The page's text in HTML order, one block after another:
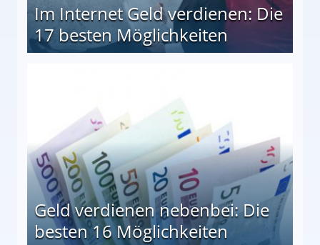
Im Internet Geld verdienen: Die
17 besten Möglichkeiten
Geld verdienen nebenbei: Die
besten 16 Möglichkeiten